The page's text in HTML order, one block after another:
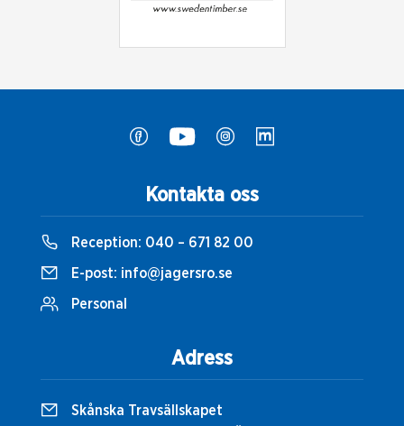
Kontakta oss
Reception: 040 – 671 82 00
E-post: info@jagersro.se
Personal
Adress
Skånska Travsällskapet